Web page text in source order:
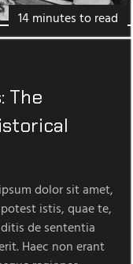
14 minutes to read
The
dolor sit amet,
istis, quae te,
de sententia
Haec non erant